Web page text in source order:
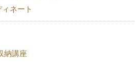
ネート
納講座